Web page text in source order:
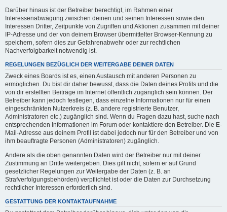
Darüber hinaus ist der Betreiber berechtigt, im Rahmen einer
Interessenabwägung zwischen deinen und seinen Interessen sowie den
Interessen Dritter, Zeitpunkte von Zugriffen und Aktionen zusammen mit deiner
IP-Adresse und der von deinem Browser übermittelter Browser-Kennung zu
speichern, sofern dies zur Gefahrenabwehr oder zur rechtlichen
Nachverfolgbarkeit notwendig ist.
REGELUNGEN BEZÜGLICH DER WEITERGABE DEINER DATEN
Zweck eines Boards ist es, einen Austausch mit anderen Personen zu
ermöglichen. Du bist dir daher bewusst, dass die Daten deines Profils und die
von dir erstellten Beiträge im Internet öffentlich zugänglich sein können. Der
Betreiber kann jedoch festlegen, dass einzelne Informationen nur für einen
eingeschränkten Nutzerkreis (z. B. andere registrierte Benutzer,
Administratoren etc.) zugänglich sind. Wenn du Fragen dazu hast, suche nach
entsprechenden Informationen im Forum oder kontaktiere den Betreiber. Die E-
Mail-Adresse aus deinem Profil ist dabei jedoch nur für den Betreiber und von
ihm beauftragte Personen (Administratoren) zugänglich.
Andere als die oben genannten Daten wird der Betreiber nur mit deiner
Zustimmung an Dritte weitergeben. Dies gilt nicht, sofern er auf Grund
gesetzlicher Regelungen zur Weitergabe der Daten (z. B. an
Strafverfolgungsbehörden) verpflichtet ist oder die Daten zur Durchsetzung
rechtlicher Interessen erforderlich sind.
GESTATTUNG DER KONTAKTAUFNAHME